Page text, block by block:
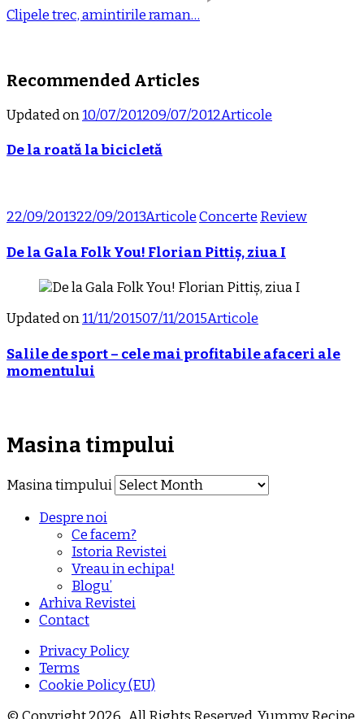
Clipele trec, amintirile raman…
Recommended Articles
Updated on10/07/201209/07/2012Articole
De la roată la bicicletă
22/09/201322/09/2013ArticoleConcerte Review
De la Gala Folk You! Florian Pittiș, ziua I
Updated on11/11/201507/11/2015Articole
Salile de sport – cele mai profitabile afaceri ale
momentului
Masina timpului
Masina timpului
Despre noi
Ce facem?
Istoria Revistei
Vreau in echipa!
Blogu’
Arhiva Revistei
Contact
Privacy Policy
Terms
Cookie Policy (EU)